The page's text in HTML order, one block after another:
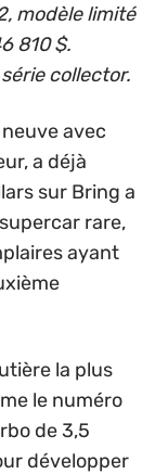
modèle limité
810 $.
collector.
avec
a déjà
sur Bring a
rare,
ayant
la plus
le numéro
de 3,5
développer